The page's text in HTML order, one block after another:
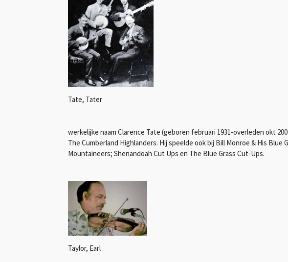
Tate, Tater
werkelijke naam Clarence Tate (geboren februari 1931-overleden okt
The Cumberland Highlanders. Hij speelde ook bij Bill Monroe & His Blue
Mountaineers; Shenandoah Cut Ups en The Blue Grass Cut-Ups.
Taylor, Earl